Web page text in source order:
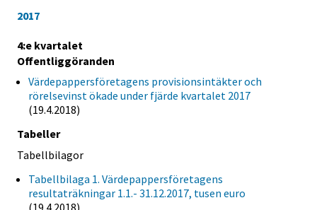
2017
4:e kvartalet
Offentliggöranden
Värdepappersföretagens provisionsintäkter och
rörelsevinst ökade under fjärde kvartalet 2017
(19.4.2018)
Tabeller
Tabellbilagor
Tabellbilaga 1. Värdepappersföretagens
resultaträkningar 1.1.- 31.12.2017, tusen euro
(19.4.2018)